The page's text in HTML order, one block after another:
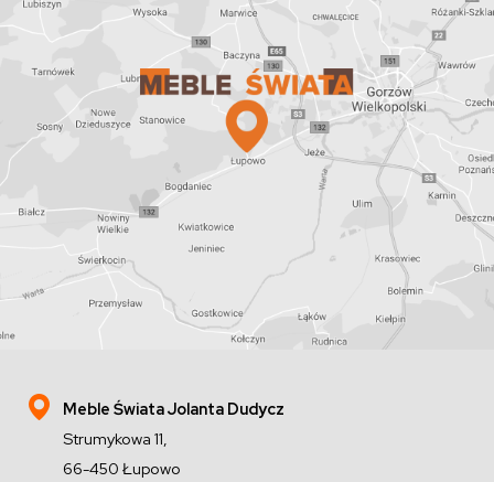
Meble Świata Jolanta Dudycz
Strumykowa 11,
66-450 Łupowo